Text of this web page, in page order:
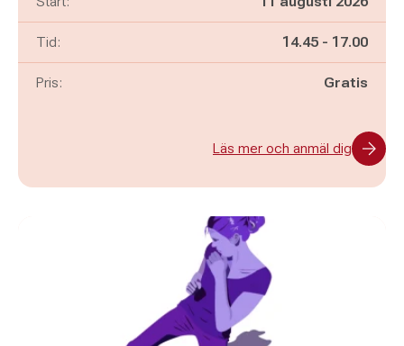
Tid: Pågår mellan
14.45 - och
17.00
Pris: Gratis
Läs mer och anmäl dig